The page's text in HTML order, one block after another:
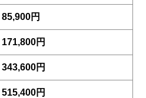
85,900円
171,800円
343,600円
515,400円